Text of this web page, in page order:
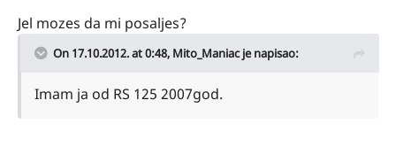
Jel mozes da mi posaljes?
On 17.10.2012. at 0:48, Mito_Maniac je napisao:
Imam ja od RS 125 2007god.